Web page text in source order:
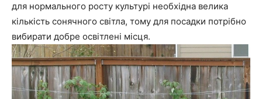
для нормального росту культурі необхідна велика
кількість сонячного світла, тому для посадки потрібно
вибирати добре освітлені місця.